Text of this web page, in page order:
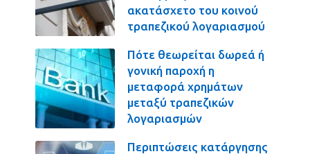
ακατάσχετο του κοινού
τραπεζικού λογαριασμού
Πότε θεωρείται δωρεά ή
γονική παροχή η
μεταφορά χρημάτων
μεταξύ τραπεζικών
λογαριασμών
Περιπτώσεις κατάργησης